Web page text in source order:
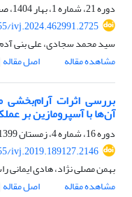
دوره 21، شماره 1، بهار 1404، صفحه
ivj.2024.462991.2725
سید محمد سجادی، علی بنی
مشاهده مقاله
اصل مقاله
بررسی اثرات آرام‌بخشی
آن‌ها با آسپرومازین بر
دوره 16، شماره 4، زمستان 1399، صفحه
ivj.2019.189127.2146
بهمن مصلی نژاد، هادی ایمانی
مشاهده مقاله
اصل مقاله